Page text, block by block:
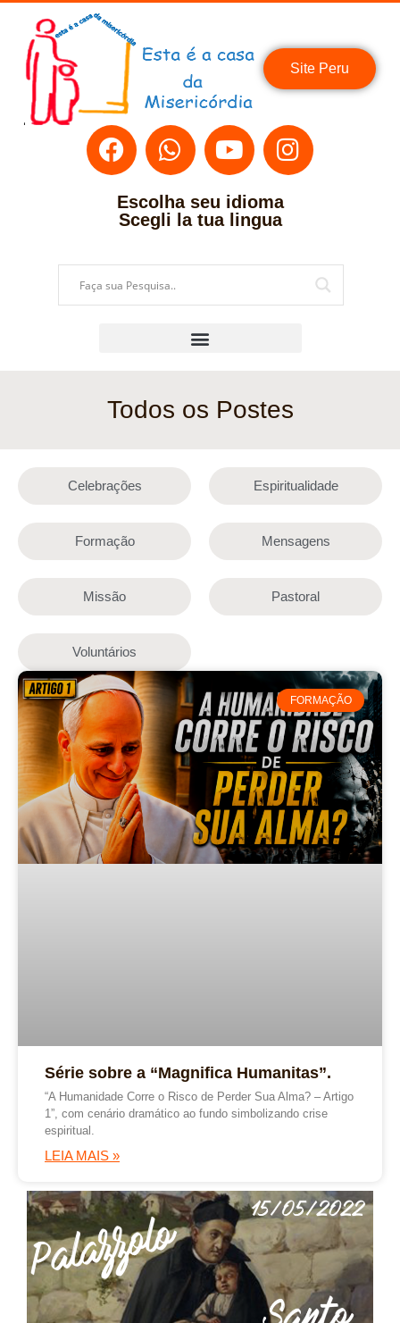
Site Peru
Escolha seu idioma
Scegli la tua lingua
Todos os Postes
Celebrações Espiritualidade
Formação Mensagens
Missão Pastoral
Voluntários
FORMAÇÃO
Série sobre a “Magnifica Humanitas”.
“A Humanidade Corre o Risco de Perder Sua Alma? – Artigo
1”, com cenário dramático ao fundo simbolizando crise
espiritual.
LEIA MAIS »